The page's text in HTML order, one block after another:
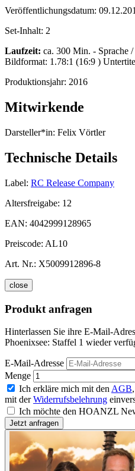
Veröffentlichungsdatum:
Set-Inhalt: 2
Laufzeit: ca. 300 Min. - Sprache
Bildformat: 1.78:1 (16:9 )
Produktionsjahr: 2016
Mitwirkende
Darsteller*in: Felix Vörtler
Technische Details
Label: RC Release Company
Altersfreigabe: 12
EAN: 4042999128965
Preiscode: AL10
Art. Nr.: X5009912896-8
close
Produkt anfragen
Hinterlassen Sie ihre E-Mail-
Phoenixsee: Staffel 1 wieder
E-Mail-Adresse
Menge
Ich erkläre mich mit den AGB
mit derWiderrufsbelehrung
Ich möchte den HOANZL